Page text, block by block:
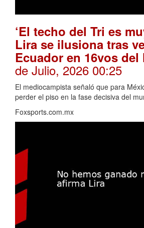
‘El techo del Tri es
Lira se ilusiona tras
Ecuador en 16vos del
de Julio, 2026 00:25
El mediocampista señaló que para
perder el piso en la fase decisiva del
Foxsports.com.mx